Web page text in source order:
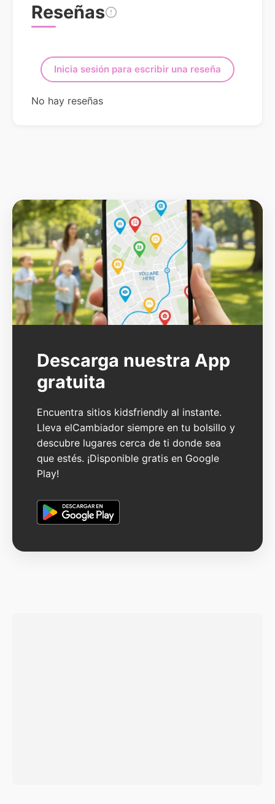
Reseñas
Inicia sesión para escribir una reseña
No hay reseñas
Descarga nuestra App
gratuita
Encuentra sitios kidsfriendly al instante.
Lleva elCambiador siempre en tu bolsillo y
descubre lugares cerca de ti donde sea
que estés. ¡Disponible gratis en Google
Play!